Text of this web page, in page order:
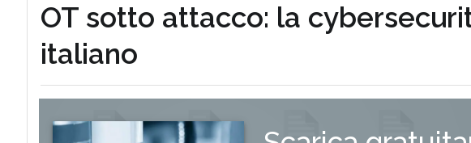
OT sotto attacco: la
italiano